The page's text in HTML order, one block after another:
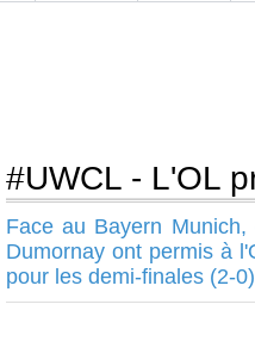
#UWCL - L'OL
Face au Bayern
Dumornay ont permis à
pour les demi-finales (2-